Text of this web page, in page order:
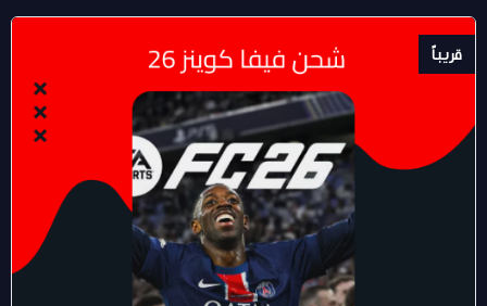
قريباً